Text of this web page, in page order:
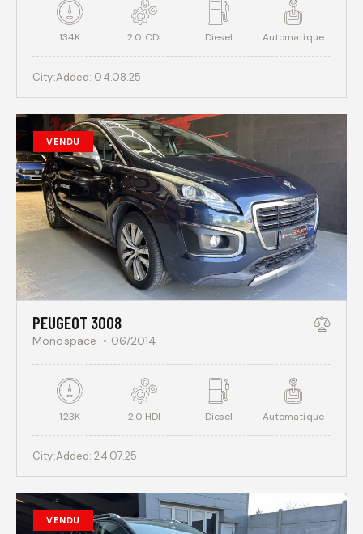
134K 2.0 CDI Diesel Automatique
City:Added: 04.08.25
VENDU
PEUGEOT 3008
Monospace 06/2014
123K 2.0 HDI Diesel Automatique
City:Added: 24.07.25
VENDU